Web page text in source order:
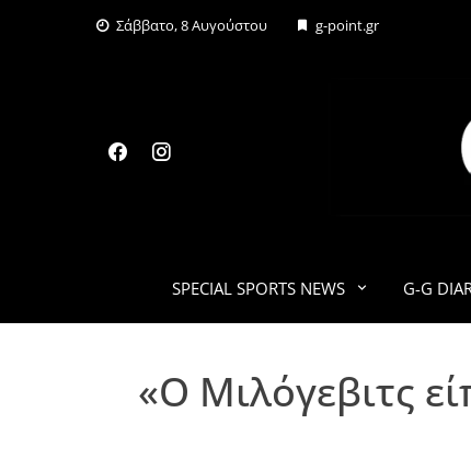
Σάββατο, 8 Αυγούστου g-point.gr
SPECIAL SPORTS NEWS G-G
«Ο Μιλόγεβιτς